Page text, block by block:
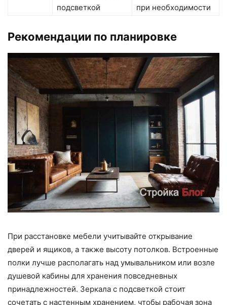
подсветкой
при необходимости
Рекомендации по планировке
При расстановке мебели учитывайте открывание
дверей и ящиков, а также высоту потолков. Встроенные
полки лучше располагать над умывальником или возле
душевой кабины для хранения повседневных
принадлежностей. Зеркала с подсветкой стоит
сочетать с настенным хранением, чтобы рабочая зона